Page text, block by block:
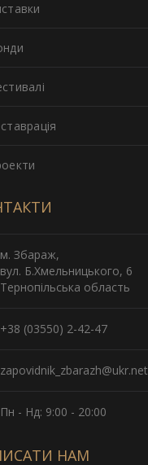
м. Збараж,
вул. Б.Хмельницького, 6
Тернопільська область
+38 (03550) 2-42-47
zapovidnik_zbarazh@ukr.net
Пн - Нд: 9:00 - 20:00
НАМ